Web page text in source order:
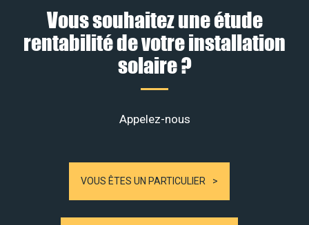
Vous souhaitez une étude
rentabilité de votre installation
solaire ?
Appelez-nous
VOUS ÊTES UN PARTICULIER